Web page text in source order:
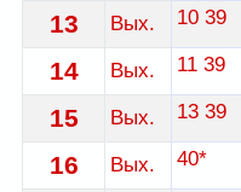
13 Вых. 10 39
14 Вых. 11 39
15 Вых. 13 39
16 Вых. 40*